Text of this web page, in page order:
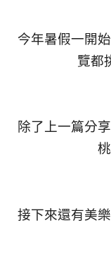
今年暑假一開
覽都
除了上一篇分
接下來還有美